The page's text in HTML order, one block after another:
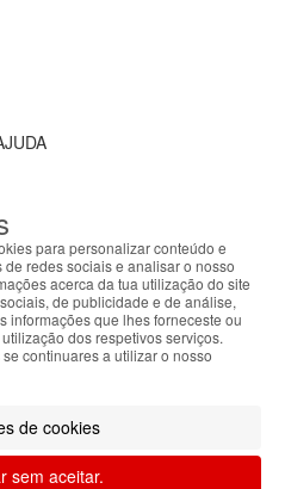
por
Filtrar
para personalizar conteúdo e
redes sociais e analisar o nosso
acerca da tua utilização do site
de publicidade e de análise,
informações que lhes forneceste ou
dos respetivos serviços.
continuares a utilizar o nosso
de cookies
sem aceitar.